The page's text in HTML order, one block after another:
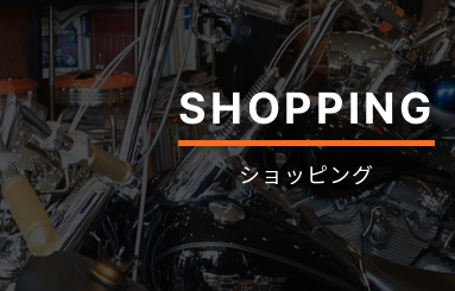
SHOPPING
ショッピング